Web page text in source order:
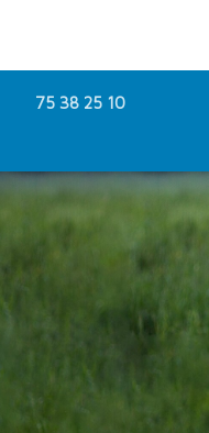
75 38 25 10